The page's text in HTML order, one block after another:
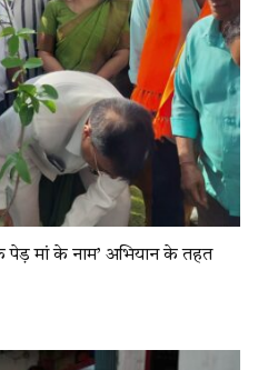
पेड़ मां के नाम’ अभियान के तहत